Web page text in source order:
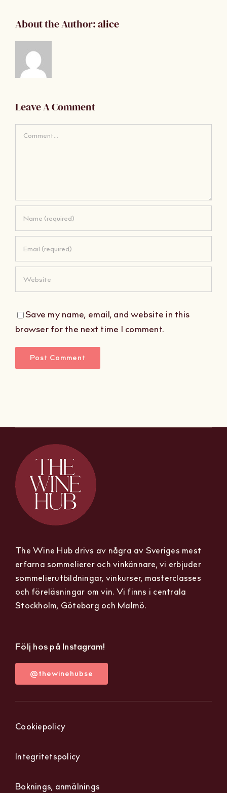
About the Author:alice
Leave A Comment
Comment
Save my name, email, and website in this
browser for the next time I comment.
The Wine Hub drivs av några av Sveriges mest
erfarna sommelierer och vinkännare, vi erbjuder
sommelierutbildningar, vinkurser, masterclasses
och föreläsningar om vin. Vi finns i centrala
Stockholm, Göteborg och Malmö.
Följ hos på Instagram!
@thewinehubse
Cookiepolicy
Integritetspolicy
Boknings, anmälnings